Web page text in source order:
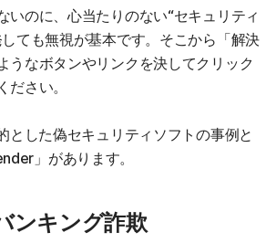
いのに、心当たりのない“セキュリティ
ても無視が基本です。そこから「解決
うなボタンやリンクを決してクリック
ださい。
とした偽セキュリティソフトの事例と
」があります。
ンキング詐欺